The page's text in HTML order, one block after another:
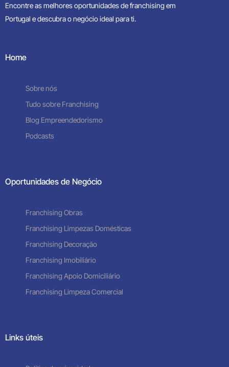
Encontre as melhores oportunidades de franchising em
Portugal e descubra o negócio ideal para ti.
Home
Sobre nós
Tudo sobre Franchising
Blog Empreendedorismo
Podcasts
Oportunidades de Negócio
Franchising Obras
Franchising Limpezas Domésticas
Franchising Decoração
Franchising Imobiliário
Franchising Apoio Domiciliário
Franchising Limpeza Comercial
Links úteis